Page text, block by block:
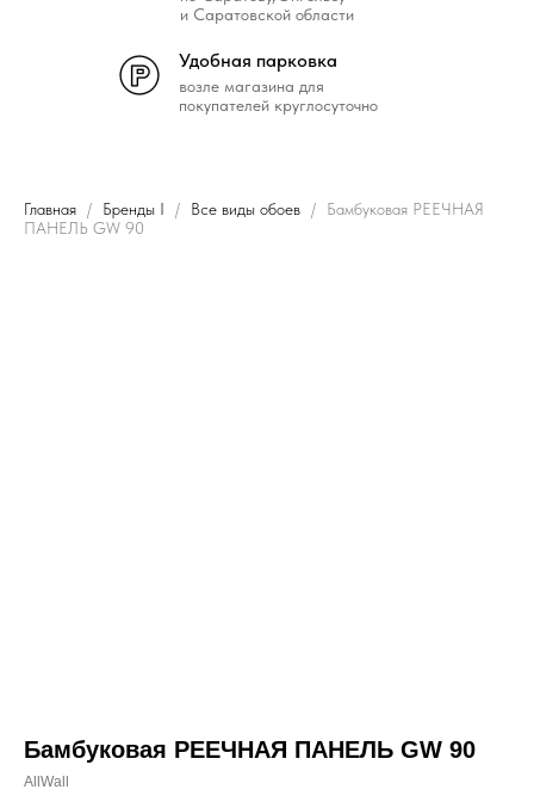
возле магазина для
покупателей круглосуточно
Удобная парковка
и Саратовской области
Главная Бренды I Все виды обоев
Бамбуковая РЕЕЧНАЯ
ПАНЕЛЬ GW 90
Бамбуковая РЕЕЧНАЯ ПАНЕЛЬ GW 90
AllWall